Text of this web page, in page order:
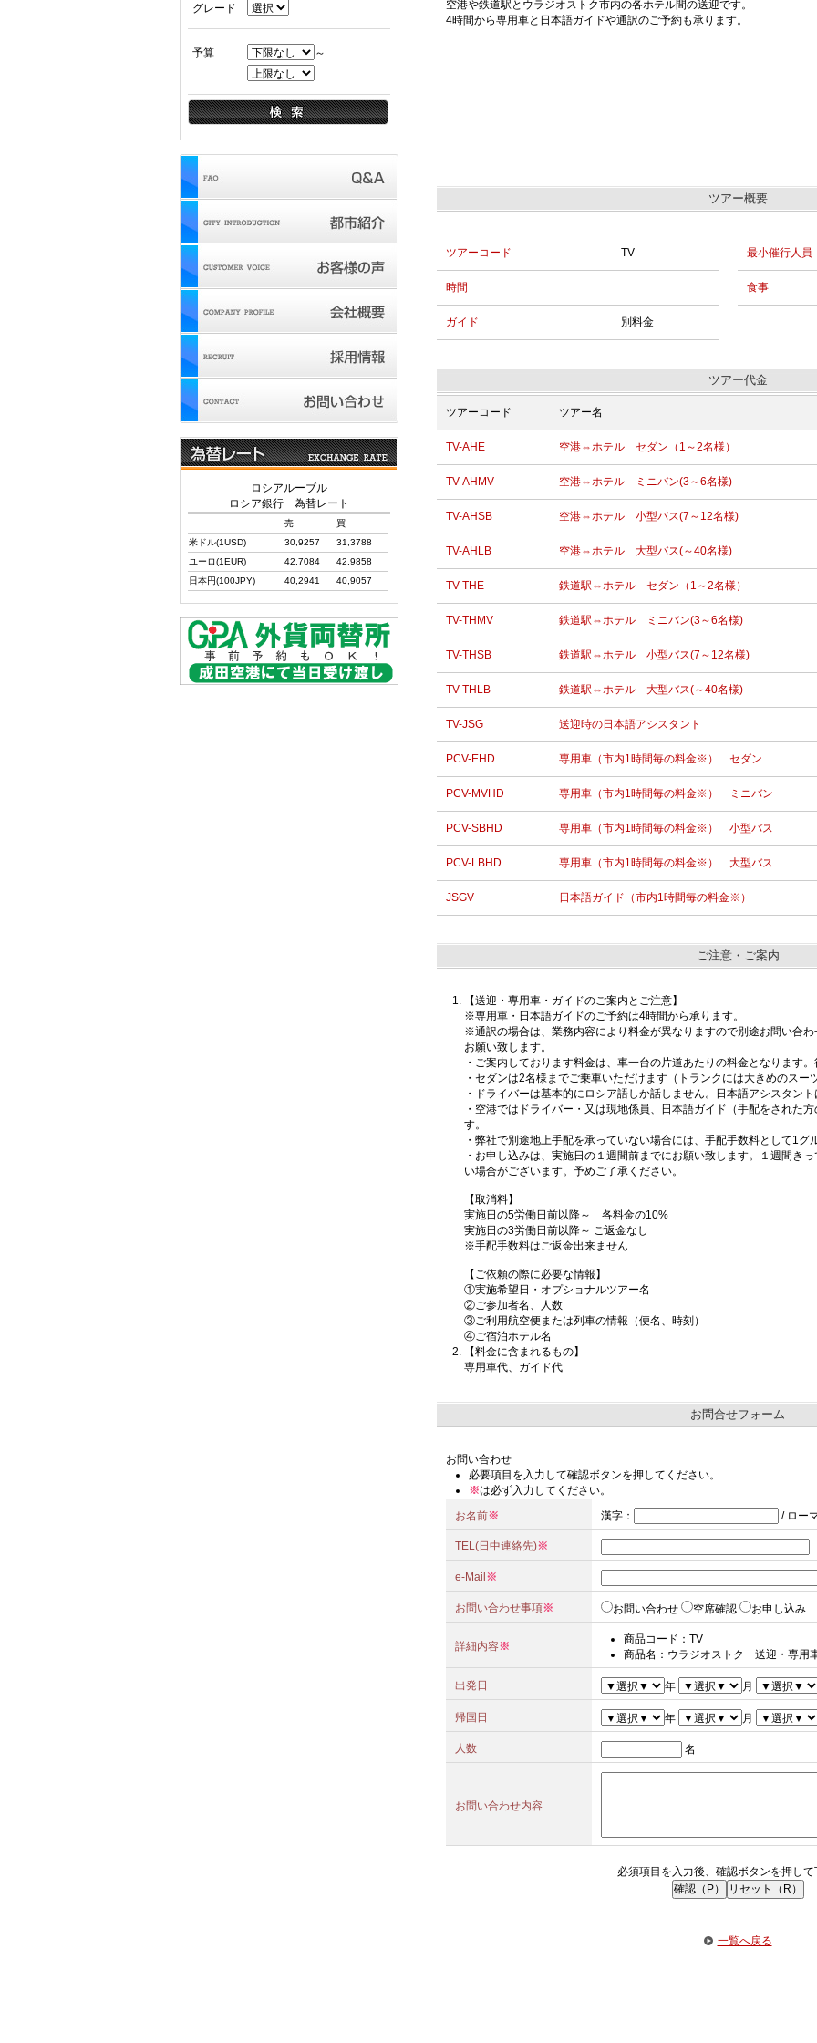
空港や鉄道駅とウラジオストク市内の各ホテル間の送迎です。
4時間から専用車と日本語ガイドや通訳のご予約も承ります。
ツアー概要
ツアーコード TV
時間
ガイド 別料金
最小催行人員
食事
ツアー代金
ツアーコード ツアー名
TV-AHE 空港⇔ホテル セダン（1～2名様）
TV-AHMV 空港⇔ホテル ミニバン(3～6名様)
TV-AHSB 空港⇔ホテル 小型バス(7～12名様)
TV-AHLB 空港⇔ホテル 大型バス(～40名様)
TV-THE 鉄道駅⇔ホテル セダン（1～2名様）
TV-THMV 鉄道駅⇔ホテル ミニバン(3～6名様)
TV-THSB 鉄道駅⇔ホテル 小型バス(7～12名様)
TV-THLB 鉄道駅⇔ホテル 大型バス(～40名様)
TV-JSG 送迎時の日本語アシスタント
PCV-EHD 専用車（市内1時間毎の料金※） セダン
PCV-MVHD 専用車（市内1時間毎の料金※） ミニバン
PCV-SBHD 専用車（市内1時間毎の料金※） 小型バス
PCV-LBHD 専用車（市内1時間毎の料金※） 大型バス
JSGV 日本語ガイド（市内1時間毎の料金※）
ご注意・ご案内
【送迎・専用車・ガイドのご案内とご注意】
※専用車・日本語ガイドのご予約は4時間から承ります。
※通訳の場合は、業務内容により料金が異なりますので別途お問い合
お願い致します。
・ご案内しております料金は、車一台の片道あたりの料金となります
・セダンは2名様までご乗車いただけます（トランクには大きめのスー
・ドライバーは基本的にロシア語しか話しません。日本語アシスタン
・空港ではドライバー・又は現地係員、日本語ガイド（手配をされた
す。
・弊社で別途地上手配を承っていない場合には、手配手数料として1
・お申し込みは、実施日の１週間前までにお願い致します。１週間き
い場合がございます。予めご了承ください。
【取消料】
実施日の5労働日前以降～ 各料金の10%
実施日の3労働日前以降～ ご返金なし
※手配手数料はご返金出来ません
【ご依頼の際に必要な情報】
①実施希望日・オプショナルツアー名
②ご参加者名、人数
③ご利用航空便または列車の情報（便名、時刻）
④ご宿泊ホテル名
【料金に含まれるもの】
専用車代、ガイド代
お問合せフォーム
お問い合わせ
必要項目を入力して確認ボタンを押してください。
※は必ず入力してください。
お名前※ 漢字 ： / ロー
TEL(日中連絡先)※
e-Mail ※
お問い合わせ事項※ お問い合わせ 空席確認 お申し込み
詳細内容※
商品コード：TV
商品名：ウラジオストク 送迎・専用
出発日 年 月
帰国日 年 月
人数 名
お問い合わせ内容
必須項目を入力後、確認ボタンを押し
一覧へ戻る
グレード
予算 ～
ロシアルーブル
ロシア銀行 為替レート
売
買
米ドル(1USD)
30,9257
31,3788
ユーロ(1EUR)
42,7084
42,9858
日本円(100JPY)
40,2941 40,9057